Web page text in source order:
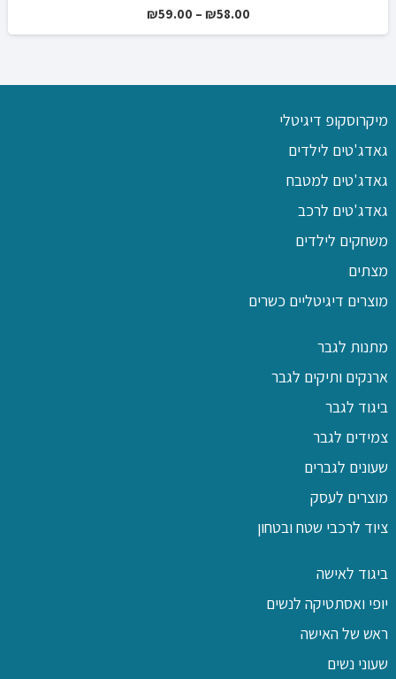
₪58.00
–
₪59.00
מחירים:
עד
מיקרוסקופ דיגיטלי
גאדג'טים לילדים
גאדג'טים למטבח
גאדג'טים לרכב
משחקים לילדים
מצתים
מוצרים דיגיטליים כשרים
מתנות לגבר
ארנקים ותיקים לגבר
ביגוד לגבר
צמידים לגבר
שעונים לגברים
מוצרים לעסק
ציוד לרכבי שטח ובטחון
ביגוד לאישה
יופי ואסתטיקה לנשים
ראש של האישה
שעוני נשים